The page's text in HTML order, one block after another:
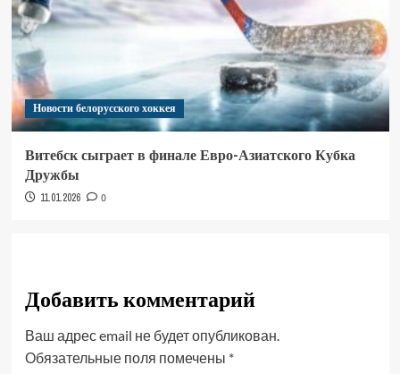
Новости белорусского хоккея
Витебск сыграет в финале Евро-Азиатского Кубка
Дружбы
11.01.2026 0
Добавить комментарий
Ваш адрес email не будет опубликован.
Обязательные поля помечены *